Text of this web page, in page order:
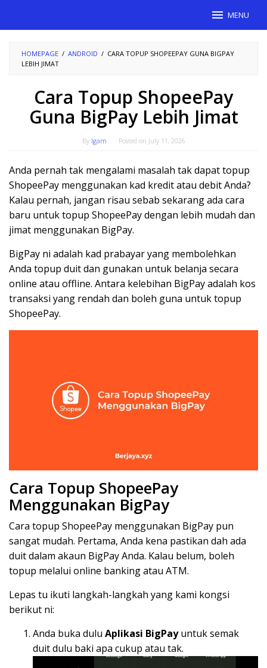
MENU
HOMEPAGE / ANDROID / CARA TOPUP SHOPEEPAY GUNA BIGPAY
LEBIH JIMAT
Cara Topup ShopeePay
Guna BigPay Lebih Jimat
By Igam Posted on July 11, 2026
Anda pernah tak mengalami masalah tak dapat topup
ShopeePay menggunakan kad kredit atau debit Anda?
Kalau pernah, jangan risau sebab sekarang ada cara
baru untuk topup ShopeePay dengan lebih mudah dan
jimat menggunakan BigPay.
BigPay ni adalah kad prabayar yang membolehkan
Anda topup duit dan gunakan untuk belanja secara
online atau offline. Antara kelebihan BigPay adalah kos
transaksi yang rendah dan boleh guna untuk topup
ShopeePay.
Cara Topup ShopeePay
Menggunakan BigPay
Cara topup ShopeePay menggunakan BigPay pun
sangat mudah. Pertama, Anda kena pastikan dah ada
duit dalam akaun BigPay Anda. Kalau belum, boleh
topup melalui online banking atau ATM.
Lepas tu ikuti langkah-langkah yang kami kongsi
berikut ni:
Anda buka dulu Aplikasi BigPayuntuk semak
duit dulu baki apa cukup atau tak.